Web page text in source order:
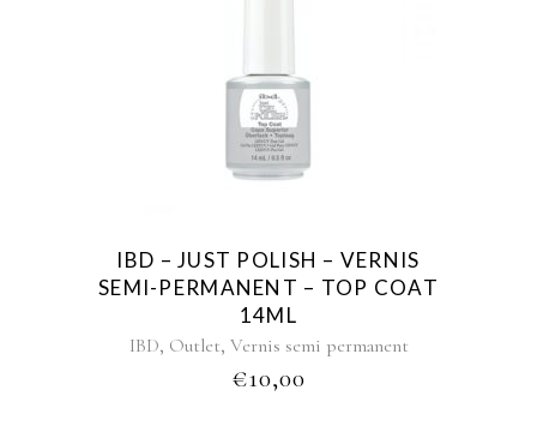
IBD – JUST POLISH – VERNIS
SEMI-PERMANENT – TOP COAT
14ML
IBD, Outlet, Vernis semi permanent
€10,00